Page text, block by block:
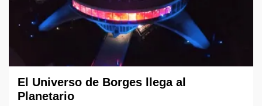
El Universo de Borges llega al
Planetario